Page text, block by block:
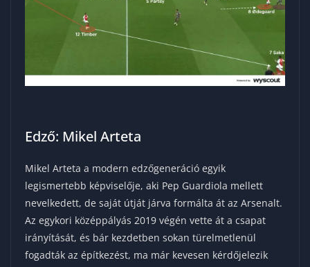
Edző: Mikel Arteta
Mikel Arteta a modern edzőgeneráció egyik
legismertebb képviselője, aki Pep Guardiola mellett
nevelkedett, de saját útját járva formálta át az Arsenalt.
Az egykori középpályás 2019 végén vette át a csapat
irányítását, és bár kezdetben sokan türelmetlenül
fogadták az építkezést, ma már kevesen kérdőjelezik